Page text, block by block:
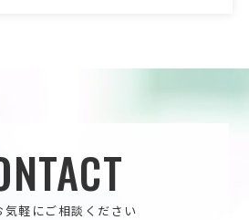
気軽にご相談ください